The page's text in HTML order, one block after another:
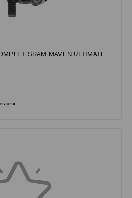
SRAM MAVEN ULTIMATE
prix.